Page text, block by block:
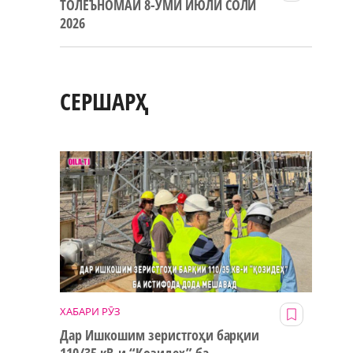
ТОЛЕЪНОМАИ 8-УМИ ИЮЛИ СОЛИ
2026
СЕРШАРҲ
ХАБАРИ РӮЗ
Дар Ишкошим зеристгоҳи барқии